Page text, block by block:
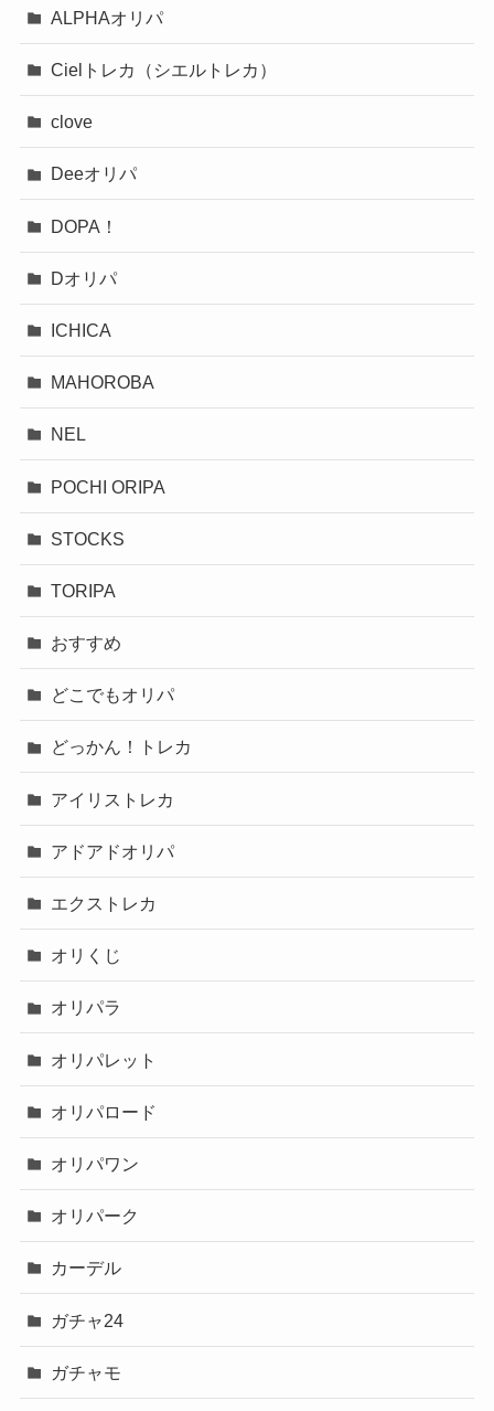
ALPHAオリパ
Cielトレカ（シエルトレカ）
clove
Deeオリパ
DOPA！
Dオリパ
ICHICA
MAHOROBA
NEL
POCHI ORIPA
STOCKS
TORIPA
おすすめ
どこでもオリパ
どっかん！トレカ
アイリストレカ
アドアドオリパ
エクストレカ
オリくじ
オリパラ
オリパレット
オリパロード
オリパワン
オリパーク
カーデル
ガチャ24
ガチャモ